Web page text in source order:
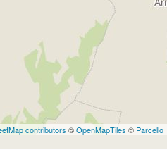
contributors ©OpenMapTiles © Parcello